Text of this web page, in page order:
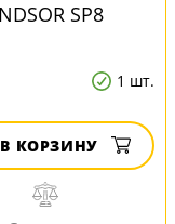
SP8
1 шт.
В КОРЗИНУ